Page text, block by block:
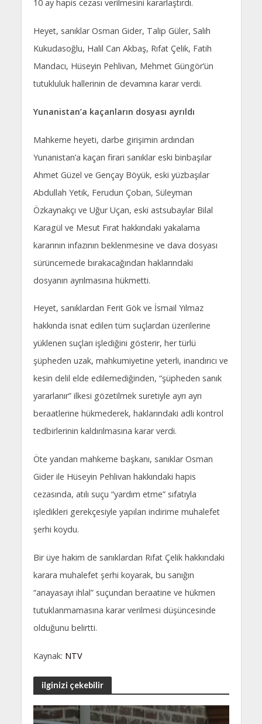
10 ay hapis cezası verilmesini kararlaştırdı.
Heyet, sanıklar Osman Gider, Talip Güler, Salih
Kukudasoğlu, Halil Can Akbaş, Rıfat Çelik, Fatih
Mandacı, Hüseyin Pehlivan, Mehmet Güngör’ün
tutukluluk hallerinin de devamına karar verdi.
Yunanistan’a kaçanların dosyası ayrıldı
Mahkeme heyeti, darbe girişimin ardından
Yunanistan’a kaçan firari sanıklar eski binbaşılar
Ahmet Güzel ve Gençay Böyük, eski yüzbaşılar
Abdullah Yetik, Ferudun Çoban, Süleyman
Özkaynakçı ve Uğur Uçan, eski astsubaylar Bilal
Karagül ve Mesut Fırat hakkındaki yakalama
kararının infazının beklenmesine ve dava dosyası
sürüncemede bırakacağından haklarındaki
dosyanın ayrılmasına hükmetti.
Heyet, sanıklardan Ferit Gök ve İsmail Yılmaz
hakkında isnat edilen tüm suçlardan üzerilerine
yüklenen suçları işlediğini gösterir, her türlü
şüpheden uzak, mahkumiyetine yeterli, inandırıcı ve
kesin delil elde edilemediğinden, “şüpheden sanık
yararlanır” ilkesi gözetilmek suretiyle ayrı ayrı
beraatlerine hükmederek, haklarındaki adli kontrol
tedbirlerinin kaldırılmasına karar verdi.
Öte yandan mahkeme başkanı, sanıklar Osman
Gider ile Hüseyin Pehlivan hakkındaki hapis
cezasında, atılı suçu “yardım etme” sıfatıyla
işledikleri gerekçesiyle yapılan indirime muhalefet
şerhi koydu.
Bir üye hakim de sanıklardan Rıfat Çelik hakkındaki
karara muhalefet şerhi koyarak, bu sanığın
“anayasayı ihlal” suçundan beraatine ve hükmen
tutuklanmamasına karar verilmesi düşüncesinde
olduğunu belirtti.
Kaynak: NTV
ilginizi çekebilir